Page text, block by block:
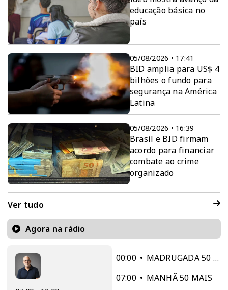
educação básica no
país
05/08/2026 • 17:41
BID amplia para US$ 4
bilhões o fundo para
segurança na América
Latina
05/08/2026 • 16:39
Brasil e BID firmam
acordo para financiar
combate ao crime
organizado
Ver tudo
Agora na rádio
00:00
MADRUGADA 50 MAIS
07:00
MANHÃ 50 MAIS